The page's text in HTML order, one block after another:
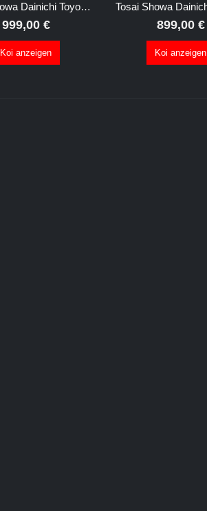
Tosai Showa Dainichi Toyota Premium #3
999,00 €
Koi anzeigen
899,00 €
Koi anzeigen